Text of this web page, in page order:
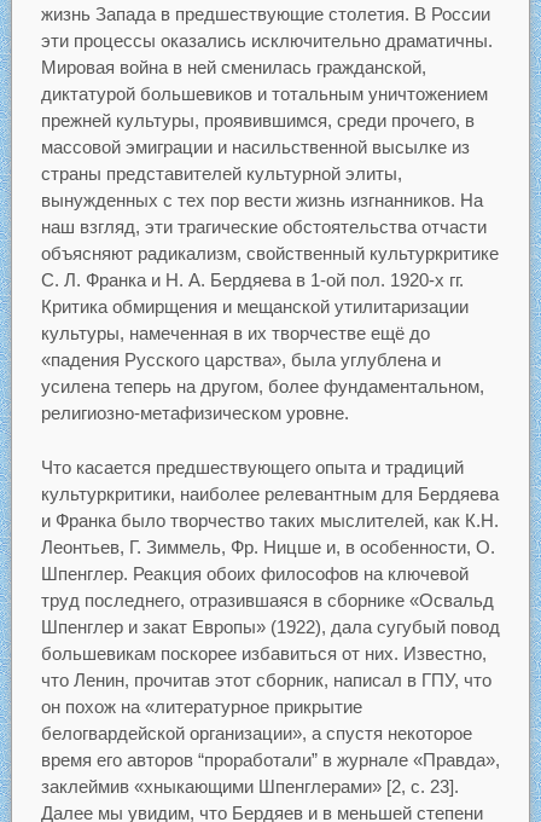
жизнь Запада в предшествующие столетия. В России
эти процессы оказались исключительно драматичны.
Мировая война в ней сменилась гражданской,
диктатурой большевиков и тотальным уничтожением
прежней культуры, проявившимся, среди прочего, в
массовой эмиграции и насильственной высылке из
страны представителей культурной элиты,
вынужденных с тех пор вести жизнь изгнанников. На
наш взгляд, эти трагические обстоятельства отчасти
объясняют радикализм, свойственный культуркритике
С. Л. Франка и Н. А. Бердяева в 1-ой пол. 1920-х гг.
Критика обмирщения и мещанской утилитаризации
культуры, намеченная в их творчестве ещё до
«падения Русского царства», была углублена и
усилена теперь на другом, более фундаментальном,
религиозно-метафизическом уровне.
Что касается предшествующего опыта и традиций
культуркритики, наиболее релевантным для Бердяева
и Франка было творчество таких мыслителей, как К.Н.
Леонтьев, Г. Зиммель, Фр. Ницше и, в особенности, О.
Шпенглер. Реакция обоих философов на ключевой
труд последнего, отразившаяся в сборнике «Освальд
Шпенглер и закат Европы» (1922), дала сугубый повод
большевикам поскорее избавиться от них. Известно,
что Ленин, прочитав этот сборник, написал в ГПУ, что
он похож на «литературное прикрытие
белогвардейской организации», а спустя некоторое
время его авторов “проработали” в журнале «Правда»,
заклеймив «хныкающими Шпенглерами» [2, с. 23].
Далее мы увидим, что Бердяев и в меньшей степени